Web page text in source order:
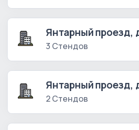
Янтарный проезд,
3 Стендов
Янтарный проезд,
2 Стендов